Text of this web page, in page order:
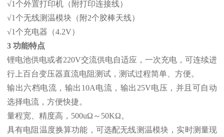
√1个外置打印机（附打印连接线）
√1个无线测温模块（附2个胶棒天线）
√1个充电器（4.2V）
3 功能特点
锂电池供电或者220V交流供电自适应，一次充电，可连续进
行上百台变压器直流电阻测试，测试过程简单、方便。
输出六档电流，输出10A电流，输出25V电压，并且可自动
选择电流，方便快捷。
量程宽、精度高，500uΩ～50KΩ。
具有电阻温度换算功能，可选配无线测温模块，实时测量现